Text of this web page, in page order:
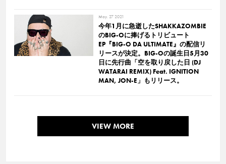
May. 27 2021
今年1月に急逝したSHAKKAZOMBIE
のBIG-Oに捧げるトリビュート
EP『BIG-O DA ULTIMATE』の配信リ
リースが決定。BIG-Oの誕生日5月30
日に先行曲「空を取り戻した日 (DJ
WATARAI REMIX) Feat. IGNITION
MAN, JON-E」もリリース。
VIEW MORE